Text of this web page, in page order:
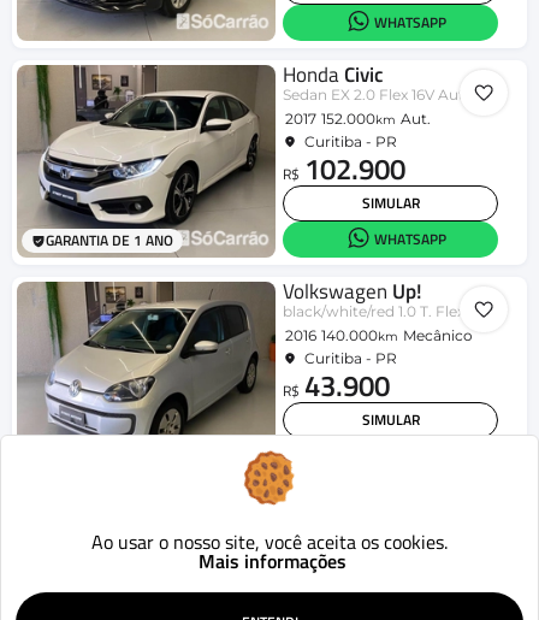
WHATSAPP
GARANTIA DE 1 ANO
HondaCivic
Sedan EX 2.0 Flex 16V Aut.4p
2017 152.000km Aut.
Curitiba - PR
R$ 102.900
SIMULAR
WHATSAPP
Volkswagen Up!
black/white/red 1.0 T. Flex 12V 5p
2016 140.000km Mecânico
Curitiba - PR
R$ 43.900
SIMULAR
Renault
2018 98.729km Aut.
Curitiba - PR
67.900
Ao usar o nosso site, você aceita os cookies.
Mais informações